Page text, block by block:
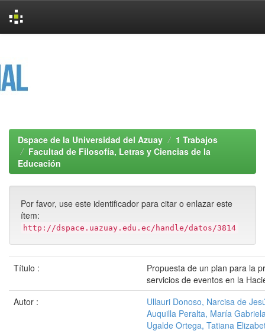
Dspace de la Universidad del Azuay
1 Trabajos
Facultad de Filosofía, Letras y Ciencias de la
Educación
Por favor, use este identificador para citar o enlazar este
ítem:
http://dspace.uazuay.edu.ec/handle/datos/3814
Título :
Propuesta de un plan para la
servicios de eventos en la
Autor :
Ullauri Donoso, Narcisa de
Auquilla Peralta, María
Ugalde Ortega, Tatiana